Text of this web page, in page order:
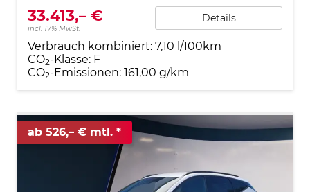
33.413,– €
incl. 17% MwSt.
Details
Verbrauch kombiniert: 7,10 l/100km
CO2-Klasse: F
CO2-Emissionen: 161,00 g/km
ab 526,– € mtl.